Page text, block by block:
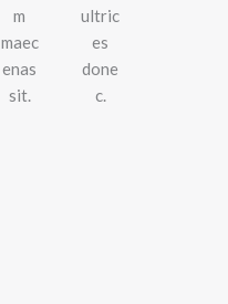
m
maec
enas
sit.
ultric
es
done
c.